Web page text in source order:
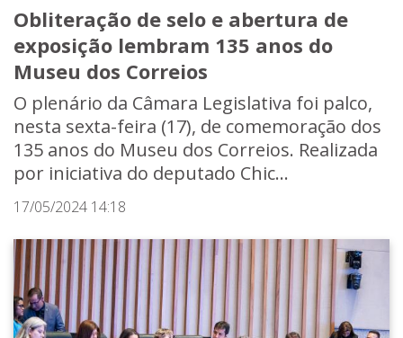
Obliteração de selo e abertura de
exposição lembram 135 anos do
Museu dos Correios
O plenário da Câmara Legislativa foi palco,
nesta sexta-feira (17), de comemoração dos
135 anos do Museu dos Correios. Realizada
por iniciativa do deputado Chic...
17/05/2024 14:18